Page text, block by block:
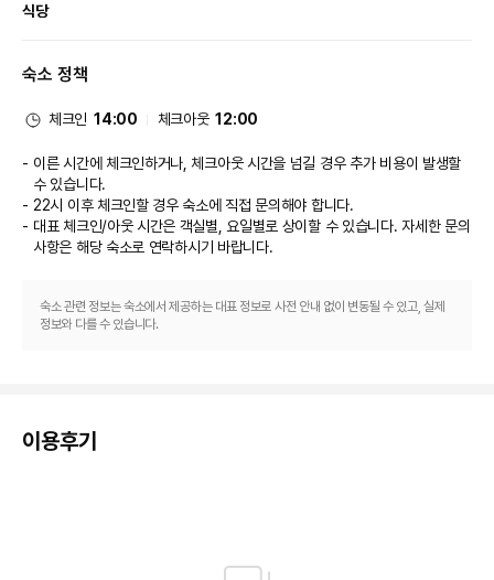
식당
유롭게 마무리하실 수 있어요. 아침 식사(뷔페)가 매일 07:00 ~ 09:00에 무
비즈니스, 기타 편의시설
리닝/세탁 서비스 등이 있습니다. 시설 내에서 무료 셀프 주차 이용이 가능합
니다.
숙소 정책
체크인 14:00 체크아웃 12:00
이른 시간에 체크인하거나, 체크아웃 시간을 넘길 경우 추가 비용이 발생할
수 있습니다.
22시 이후 체크인할 경우 숙소에 직접 문의해야 합니다.
대표 체크인/아웃 시간은 객실별, 요일별로 상이할 수 있습니다. 자세한 문의
사항은 해당 숙소로 연락하시기 바랍니다.
숙소 관련 정보는 숙소에서 제공하는 대표 정보로 사전 안내 없이 변동될 수 있고, 실제
정보와 다를 수 있습니다.
이용후기